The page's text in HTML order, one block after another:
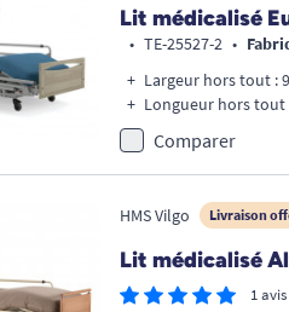
Lit médicalisé
• TE-25527-2 •
Largeur hors tout :
Longueur hors tout
Comparer
HMS Vilgo Livraison
Lit médicalisé
1 avis